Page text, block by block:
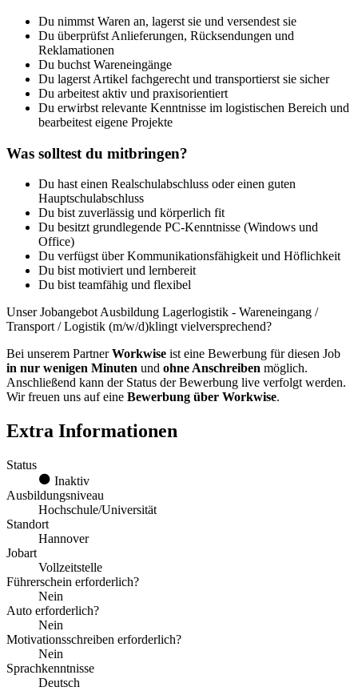
Du nimmst Waren an, lagerst sie und versendest sie
Du überprüfst Anlieferungen, Rücksendungen und
Reklamationen
Du buchst Wareneingänge
Du lagerst Artikel fachgerecht und transportierst sie sicher
Du arbeitest aktiv und praxisorientiert
Du erwirbst relevante Kenntnisse im logistischen Bereich und
bearbeitest eigene Projekte
Was solltest du mitbringen?
Du hast einen Realschulabschluss oder einen guten
Hauptschulabschluss
Du bist zuverlässig und körperlich fit
Du besitzt grundlegende PC-Kenntnisse (Windows und
Office)
Du verfügst über Kommunikationsfähigkeit und Höflichkeit
Du bist motiviert und lernbereit
Du bist teamfähig und flexibel
Unser Jobangebot Ausbildung Lagerlogistik - Wareneingang /
Transport / Logistik (m/w/d)klingt vielversprechend?
Bei unserem PartnerWorkwise ist eine Bewerbung für diesen Job
in nur wenigen Minuten und ohne Anschreiben möglich.
Anschließend kann der Status der Bewerbung live verfolgt werden.
Wir freuen uns auf eine Bewerbung über Workwise.
Extra Informationen
Status
Inaktiv
Ausbildungsniveau
Hochschule/Universität
Standort
Hannover
Jobart
Vollzeitstelle
Führerschein erforderlich?
Nein
Auto erforderlich?
Nein
Motivationsschreiben erforderlich?
Nein
Sprachkenntnisse
Deutsch